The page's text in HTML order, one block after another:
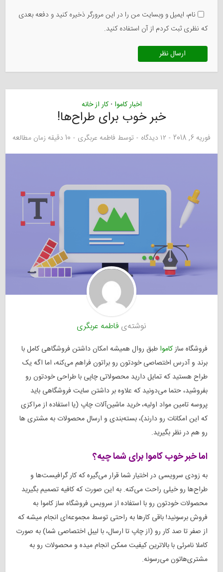
نام، ایمیل و وبسایت من را در این مرورگر ذخیره کنید و دفعه بعدی
که نظری ثبت کردم از آن استفاده کنید.
اخبار کاموا • کار از خانه
خبر خوب برای طراح‌ها!
فوریه 6, 2018 ۱۲ دیدگاه توسط فاطمه عربگری 10 دقیقه زمان مطالعه
نوشته‌ی فاطمه عربگری
فروشگاه سازکاموا طبق روال همیشه امکان داشتن فروشگاهی کامل با
برند و آدرس اختصاصی خودتون رو براتون فراهم می‌کنه، اما اگه یک
طراح هستید که تمایل دارید محصولاتی چاپی با طراحی‌ خودتون رو
بفروشید، حتما می‌دونید که علاوه بر داشتن سایت فروشگاهی باید
پروسه تامین مواد اولیه، خرید ماشین‌آلات چاپ (یا استفاده از مراکزی
که این امکانات رو دارند)، بسته‌بندی و ارسال محصولات به مشتری ها
رو هم در نظر بگیرید.
اما خبر خوب کاموا برای شما چیه؟
به زودی سرویسی در اختیار شما قرار می‌گیره که کار گرافیست‌ها و
طراح‌ها رو خیلی راحت می‌کنه. به این صورت که کافیه تصمیم بگیرید
محصولات خودتون رو با استفاده از سرویس فروشگاه ساز کاموا به
فروش برسونید! باقی کارها به راحتی توسط مجموعه‌ای انجام میشه که
از صفر تا صد کار رو (از چاپ تا ارسال، با لیبل اختصاصی شما) به صورت
کاملا نامرئی با بالاترین کیفیت ممکن انجام میده و محصولات رو به
مشتری‌هاتون می‌رسونه.